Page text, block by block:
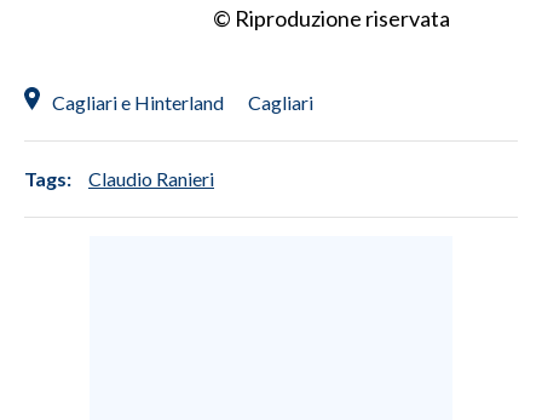
INFO AZIENDE
© Riproduzione riservata
Cagliari e Hinterland Cagliari
Tags: Claudio Ranieri